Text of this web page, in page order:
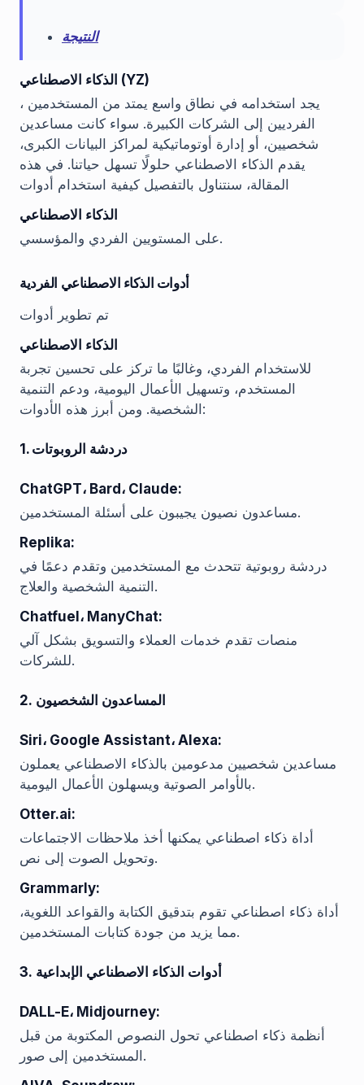
النتيجة
الذكاء الاصطناعي (YZ)
، يجد استخدامه في نطاق واسع يمتد من المستخدمين
الفرديين إلى الشركات الكبيرة. سواء كانت مساعدين
شخصيين، أو إدارة أوتوماتيكية لمراكز البيانات الكبرى،
يقدم الذكاء الاصطناعي حلولًا تسهل حياتنا. في هذه
المقالة، سنتناول بالتفصيل كيفية استخدام أدوات
الذكاء الاصطناعي
على المستويين الفردي والمؤسسي.
أدوات الذكاء الاصطناعي الفردية
تم تطوير أدوات
الذكاء الاصطناعي
للاستخدام الفردي، وغالبًا ما تركز على تحسين تجربة
المستخدم، وتسهيل الأعمال اليومية، ودعم التنمية
الشخصية. ومن أبرز هذه الأدوات:
1. دردشة الروبوتات
ChatGPT، Bard، Claude:
مساعدون نصيون يجيبون على أسئلة المستخدمين.
Replika:
دردشة روبوتية تتحدث مع المستخدمين وتقدم دعمًا في
التنمية الشخصية والعلاج.
Chatfuel، ManyChat:
منصات تقدم خدمات العملاء والتسويق بشكل آلي
للشركات.
2. المساعدون الشخصيون
Siri، Google Assistant، Alexa:
مساعدين شخصيين مدعومين بالذكاء الاصطناعي يعملون
بالأوامر الصوتية ويسهلون الأعمال اليومية.
Otter.ai:
أداة ذكاء اصطناعي يمكنها أخذ ملاحظات الاجتماعات
وتحويل الصوت إلى نص.
Grammarly:
أداة ذكاء اصطناعي تقوم بتدقيق الكتابة والقواعد اللغوية،
مما يزيد من جودة كتابات المستخدمين.
3. أدوات الذكاء الاصطناعي الإبداعية
DALL-E، Midjourney:
أنظمة ذكاء اصطناعي تحول النصوص المكتوبة من قبل
المستخدمين إلى صور.